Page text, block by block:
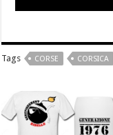
Tags CORSE CORSICA